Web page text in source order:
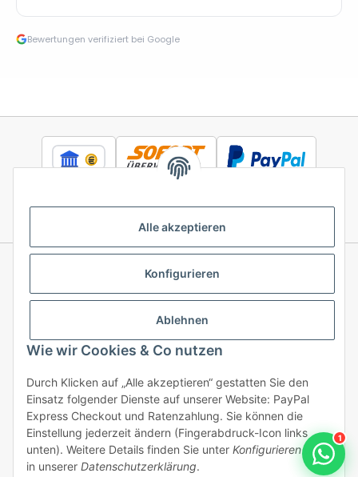
Alle akzeptieren
Konfigurieren
Ablehnen
Wie wir Cookies & Co nutzen
Durch Klicken auf „Alle akzeptieren“ gestatten Sie den
Einsatz folgender Dienste auf unserer Website: PayPal
Express Checkout und Ratenzahlung. Sie können die
Einstellung jederzeit ändern (Fingerabdruck-Icon links
unten). Weitere Details finden Sie unter Konfigurierenund
in unserer Datenschutzerklärung.
1
Bewertungen verifiziert bei Google
Informationen
Gesetzliche Informationen
Vertrag widerrufen